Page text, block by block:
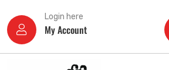
Login here
My Account